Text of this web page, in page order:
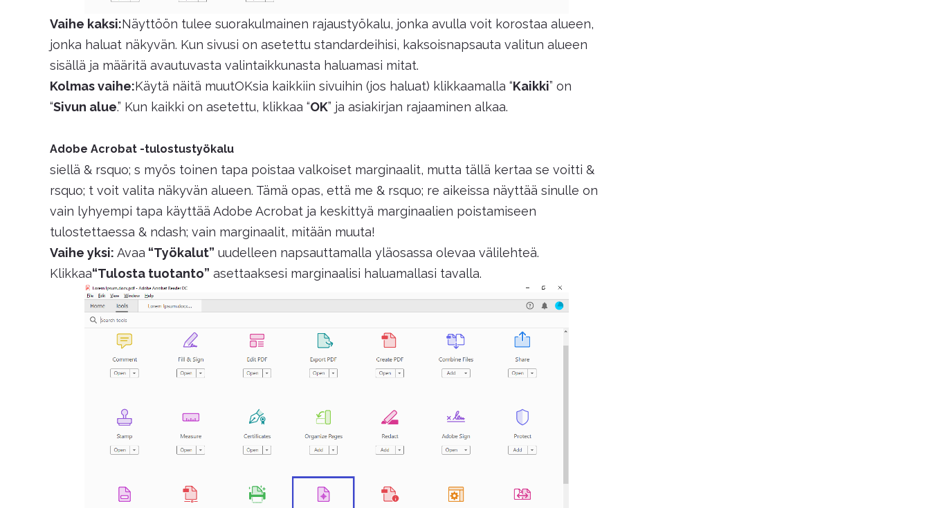
Vaihe kaksi:Näyttöön tulee suorakulmainen rajaustyökalu, jonka avulla voit korostaa alueen,
jonka haluat näkyvän. Kun sivusi on asetettu standardeihisi, kaksoisnapsauta valitun alueen
sisällä ja määritä avautuvasta valintaikkunasta haluamasi mitat.
Kolmas vaihe:Käytä näitä muutOKsia kaikkiin sivuihin (jos haluat) klikkaamalla “Kaikki” on
“Sivun alue.” Kun kaikki on asetettu, klikkaa “OK” ja asiakirjan rajaaminen alkaa.
Adobe Acrobat -tulostustyökalu
siellä & rsquo; s myös toinen tapa poistaa valkoiset marginaalit, mutta tällä kertaa se voitti &
rsquo; t voit valita näkyvän alueen. Tämä opas, että me & rsquo; re aikeissa näyttää sinulle on
vain lyhyempi tapa käyttää Adobe Acrobat ja keskittyä marginaalien poistamiseen
tulostettaessa & ndash; vain marginaalit, mitään muuta!
Vaihe yksi: Avaa “Työkalut” uudelleen napsauttamalla yläosassa olevaa välilehteä.
Klikkaa“Tulosta tuotanto” asettaaksesi marginaalisi haluamallasi tavalla.